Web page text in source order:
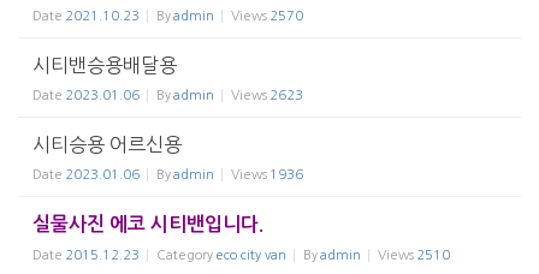
Date 2021.10.23 Byadmin Views 2570
시티밴승용배달용
Date 2023.01.06 Byadmin Views 2623
시티승용 어르신용
Date 2023.01.06 Byadmin Views 1936
실물사진 에코 시티밴입니다.
Date 2015.12.23 Category eco city van Byadmin Views 2510